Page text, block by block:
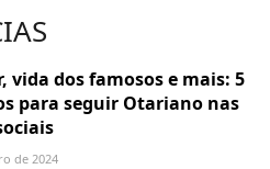
vida dos famosos e mais: 5
para seguir Otariano nas
de 2024